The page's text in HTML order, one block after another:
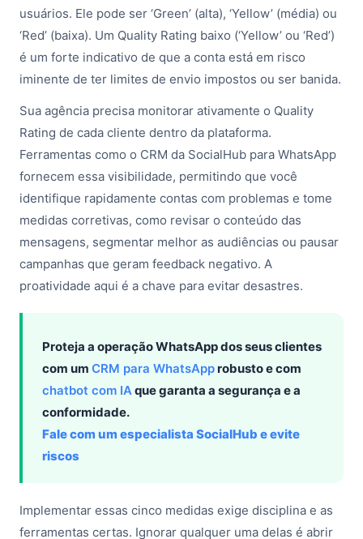
usuários. Ele pode ser ‘Green’ (alta), ‘Yellow’ (média) ou
‘Red’ (baixa). Um Quality Rating baixo (‘Yellow’ ou ‘Red’)
é um forte indicativo de que a conta está em risco
iminente de ter limites de envio impostos ou ser banida.
Sua agência precisa monitorar ativamente o Quality
Rating de cada cliente dentro da plataforma.
Ferramentas como o CRM da SocialHub para WhatsApp
fornecem essa visibilidade, permitindo que você
identifique rapidamente contas com problemas e tome
medidas corretivas, como revisar o conteúdo das
mensagens, segmentar melhor as audiências ou pausar
campanhas que geram feedback negativo. A
proatividade aqui é a chave para evitar desastres.
Proteja a operação WhatsApp dos seus clientes
com um CRM para WhatsApp robusto e com
chatbot com IAque garanta a segurança e a
conformidade.
Fale com um especialista SocialHub e evite
riscos
Implementar essas cinco medidas exige disciplina e as
ferramentas certas. Ignorar qualquer uma delas é abrir